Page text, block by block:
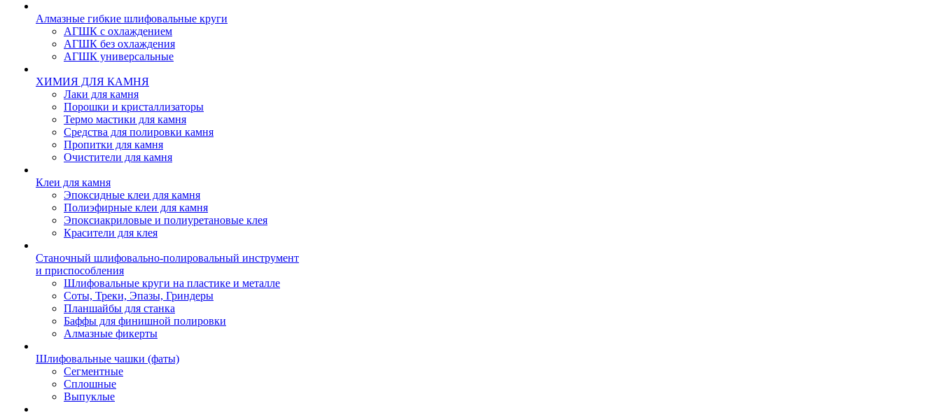
Алмазные гибкие шлифовальные круги
АГШК с охлаждением
АГШК без охлаждения
АГШК универсальные
ХИМИЯ ДЛЯ КАМНЯ
Лаки для камня
Порошки и кристаллизаторы
Термо мастики для камня
Средства для полировки камня
Пропитки для камня
Очистители для камня
Клеи для камня
Эпоксидные клеи для камня
Полиэфирные клеи для камня
Эпоксиакриловые и полиуретановые клея
Красители для клея
Станочный шлифовально-полировальный инструмент
и приспособления
Шлифовальные круги на пластике и металле
Соты, Треки, Эпазы, Гриндеры
Планшайбы для станка
Баффы для финишной полировки
Алмазные фикерты
Шлифовальные чашки (фаты)
Сегментные
Сплошные
Выпуклые